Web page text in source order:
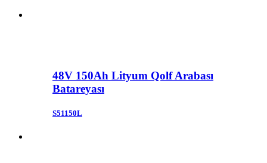
48V 150Ah Lityum Qolf Arabası
Batareyası
S51150L